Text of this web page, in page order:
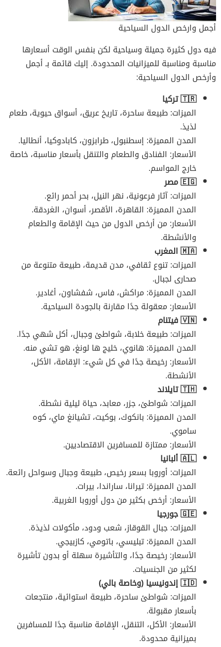
أجمل وارخص الدول السياحية
فيه دول كثيرة جميلة وسياحية لكن بنفس الوقت أسعارها
مناسبة ومناسبة للميزانيات المحدودة. إليك قائمة بـ أجمل
وأرخص الدول السياحية:
🇹🇷 تركيا
الميزات: طبيعة ساحرة، تاريخ عريق، أسواق حيوية، طعام
لذيذ.
المدن المميزة: إسطنبول، طرابزون، كابادوكيا، أنطاليا.
الأسعار: الفنادق والطعام والتنقل بأسعار مناسبة، خاصة
خارج المواسم.
🇪🇬 مصر
الميزات: آثار فرعونية، نهر النيل، بحر أحمر رائع.
المدن المميزة: القاهرة، الأقصر، أسوان، الغردقة.
الأسعار: من أرخص الدول من حيث الإقامة والطعام
والأنشطة.
🇲🇦 المغرب
الميزات: تنوع ثقافي، مدن قديمة، طبيعة متنوعة من
صحارى لجبال.
المدن المميزة: مراكش، فاس، شفشاون، أغادير.
الأسعار: معقولة جدًا مقارنة بالجودة السياحية.
🇻🇳 فيتنام
الميزات: طبيعة خلابة، شواطئ وجبال، أكل شهي جدًا.
المدن المميزة: هانوي، خليج ها لونغ، هو تشي منه.
الأسعار: رخيصة جدًا في كل شيء: الإقامة، الأكل،
الأنشطة.
🇹🇭 تايلاند
الميزات: شواطئ، جزر، معابد، حياة ليلية نشطة.
المدن المميزة: بانكوك، بوكيت، تشيانغ ماي، كوه
ساموي.
الأسعار: ممتازة للمسافرين الاقتصاديين.
🇦🇱 ألبانيا
الميزات: أوروبا بسعر رخيص، طبيعة وجبال وسواحل رائعة.
المدن المميزة: تيرانا، ساراندا، بيرات.
الأسعار: أرخص بكثير من دول أوروبا الغربية.
🇬🇪 جورجيا
الميزات: جبال القوقاز، شعب ودود، مأكولات لذيذة.
المدن المميزة: تبليسي، باتومي، كازبيجي.
الأسعار: رخيصة جدًا، والتأشيرة سهلة أو بدون تأشيرة
لكثير من الجنسيات.
🇮🇩 إندونيسيا (وخاصة بالي)
الميزات: شواطئ ساحرة، طبيعة استوائية، منتجعات
بأسعار مقبولة.
الأسعار: الأكل، التنقل، الإقامة مناسبة جدًا للمسافرين
بميزانية محدودة.